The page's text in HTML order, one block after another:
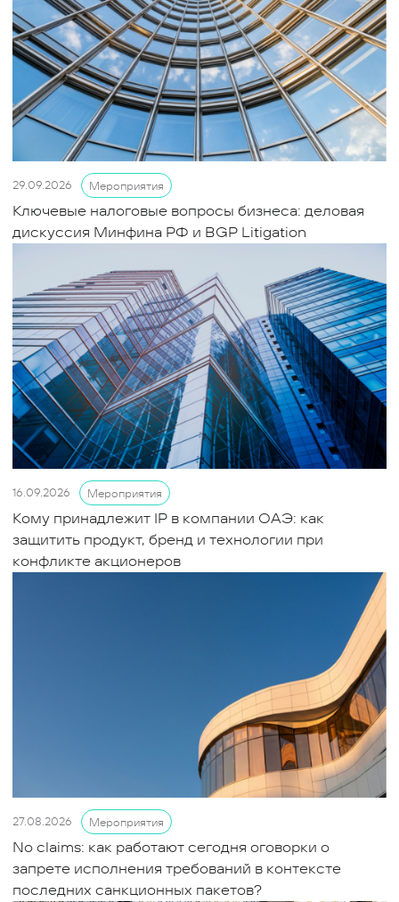
29.09.2026 Мероприятия
Ключевые налоговые вопросы бизнеса: деловая
дискуссия Минфина РФ и BGP Litigation
16.09.2026 Мероприятия
Кому принадлежит IP в компании ОАЭ: как
защитить продукт, бренд и технологии при
конфликте акционеров
27.08.2026 Мероприятия
No claims: как работают сегодня оговорки о
запрете исполнения требований в контексте
последних санкционных пакетов?